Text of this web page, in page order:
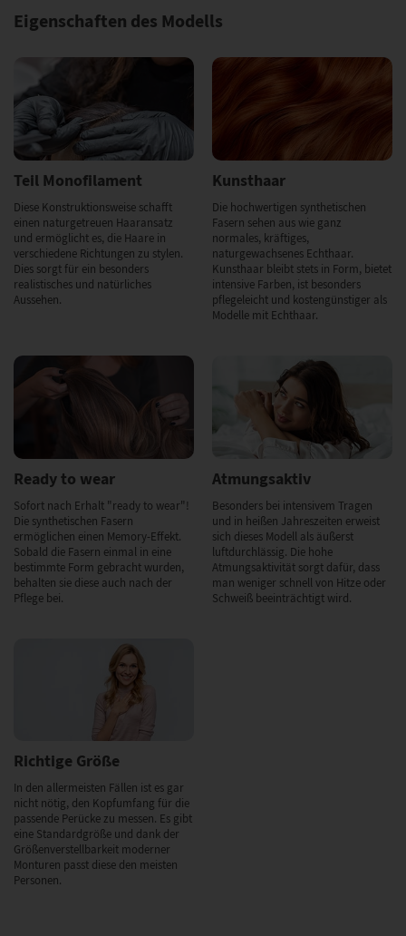
Eigenschaften des Modells
Teil Monofilament
Diese Konstruktionsweise schafft
einen naturgetreuen Haaransatz
und ermöglicht es, die Haare in
verschiedene Richtungen zu stylen.
Dies sorgt für ein besonders
realistisches und natürliches
Aussehen.
Kunsthaar
Die hochwertigen synthetischen
Fasern sehen aus wie ganz
normales, kräftiges,
naturgewachsenes Echthaar.
Kunsthaar bleibt stets in Form, bietet
intensive Farben, ist besonders
pflegeleicht und kostengünstiger als
Modelle mit Echthaar.
Ready to wear
Sofort nach Erhalt "ready to wear"!
Die synthetischen Fasern
ermöglichen einen Memory-Effekt.
Sobald die Fasern einmal in eine
bestimmte Form gebracht wurden,
behalten sie diese auch nach der
Pflege bei.
Atmungsaktiv
Besonders bei intensivem Tragen
und in heißen Jahreszeiten erweist
sich dieses Modell als äußerst
luftdurchlässig. Die hohe
Atmungsaktivität sorgt dafür, dass
man weniger schnell von Hitze oder
Schweiß beeinträchtigt wird.
Richtige Größe
In den allermeisten Fällen ist es gar
nicht nötig, den Kopfumfang für die
passende Perücke zu messen. Es gibt
eine Standardgröße und dank der
Größenverstellbarkeit moderner
Monturen passt diese den meisten
Personen.